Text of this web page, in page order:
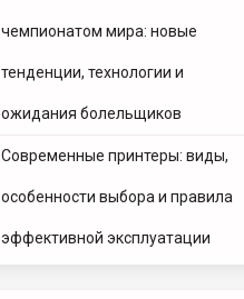
чемпионатом мира: новые
тенденции, технологии и
ожидания болельщиков
Современные принтеры: виды,
особенности выбора и правила
эффективной эксплуатации